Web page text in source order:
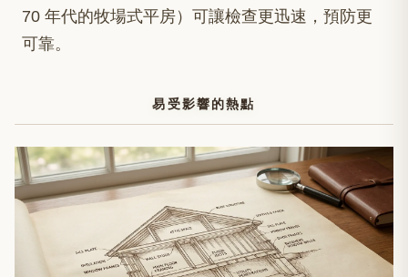
70 年代的牧場式平房）可讓檢查更迅速，預防更
可靠。
易受影響的熱點